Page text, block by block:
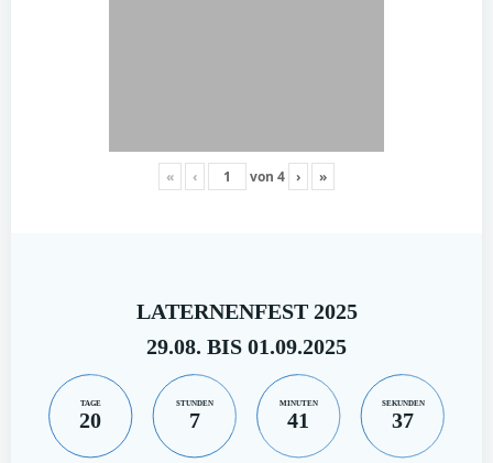
« ‹ von 4 › »
LATERNENFEST 2025
29.08. BIS 01.09.2025
TAGE
20
STUNDEN
7
MINUTEN
41
SEKUNDEN
36